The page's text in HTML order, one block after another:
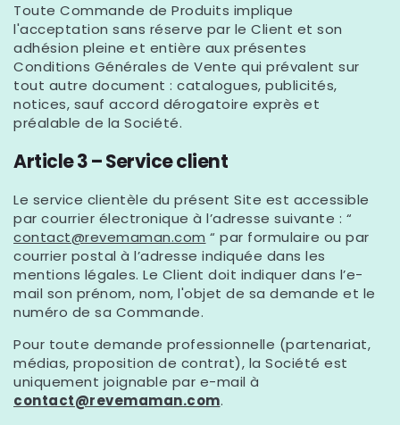
Toute Commande de Produits implique
l'acceptation sans réserve par le Client et son
adhésion pleine et entière aux présentes
Conditions Générales de Vente qui prévalent sur
tout autre document : catalogues, publicités,
notices, sauf accord dérogatoire exprès et
préalable de la Société.
Article 3 – Service client
Le service clientèle du présent Site est accessible
par courrier électronique à l’adresse suivante : “
contact@revemaman.com “ par formulaire ou par
courrier postal à l’adresse indiquée dans les
mentions légales. Le Client doit indiquer dans l’e-
mail son prénom, nom, l'objet de sa demande et le
numéro de sa Commande.
Pour toute demande professionnelle (partenariat,
médias, proposition de contrat), la Société est
uniquement joignable par e-mail à
contact@revemaman.com.